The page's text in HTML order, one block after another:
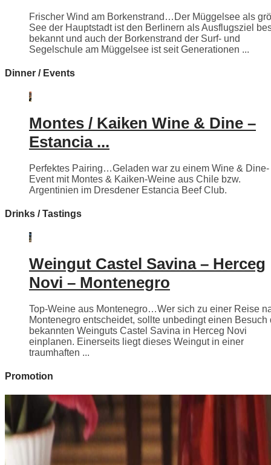
Frischer Wind am Borkenstrand…Der Müggelsee als
See der Hauptstadt ist den Berlinern als Ausflugsziel
bekannt und auch der Borkenstrand der Surf- und
Segelschule am Müggelsee ist seit Generationen ...
Dinner / Events
Montes / Kaiken Wine & Dine –
Estancia ...
Perfektes Pairing…Geladen war zu einem Wine & Dine-
Event mit Montes & Kaiken-Weine aus Chile bzw.
Argentinien im Dresdener Estancia Beef Club.
Drinks / Tastings
Weingut Castel Savina – Herceg
Novi – Montenegro
Top-Weine aus Montenegro…Wer sich zu einer Reise
Montenegro entscheidet, sollte unbedingt einen Besuch
bekannten Weinguts Castel Savina in Herceg Novi
einplanen. Einerseits liegt dieses Weingut in einer
traumhaften ...
Promotion